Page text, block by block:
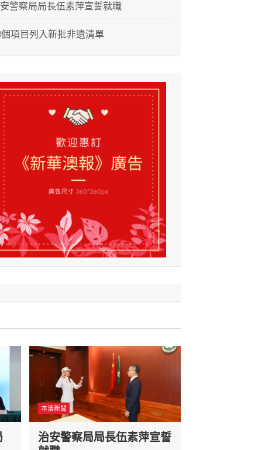
警察局局長伍素萍宣誓就職
項目列入新批非遺清單
本澳新聞
治安警察局局長伍素萍宣誓